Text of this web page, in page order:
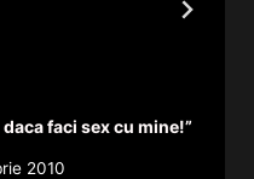
faci sex cu mine!”
2010